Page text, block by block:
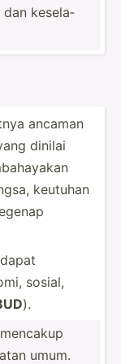
dan kesela­
ancaman
dinilai
keutuhan
sosial,
).
umum.